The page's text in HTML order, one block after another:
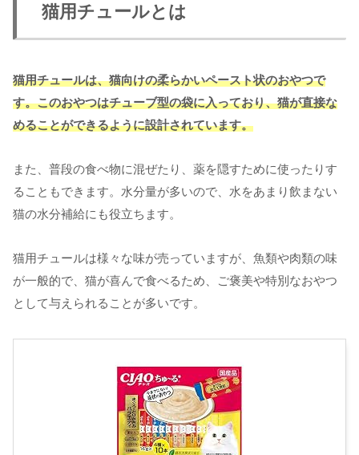
猫用チュールとは
猫用チュールは、猫向けの柔らかいペースト状のおやつで
す。このおやつはチューブ型の袋に入っており、猫が直接な
めることができるように設計されています。
また、普段の食べ物に混ぜたり、薬を隠すために使ったりす
ることもできます。水分量が多いので、水をあまり飲まない
猫の水分補給にも役立ちます。
猫用チュールは様々な味が売っていますが、魚類や肉類の味
が一般的で、猫が喜んで食べるため、ご褒美や特別なおやつ
として与えられることが多いです。